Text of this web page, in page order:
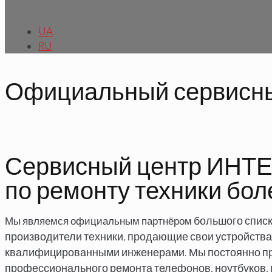
UA
RU
Официальный
Сервисный центр
по ремонту техники
Мы являемся официальным партнёром большого
производители техники, продающие свои
квалифицированными инженерами. Мы постоянно
профессионального ремонта телефонов,